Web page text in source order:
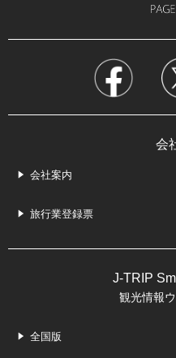
会
会社案内
旅行業登録票
J-TRIP
観光情報
全国版